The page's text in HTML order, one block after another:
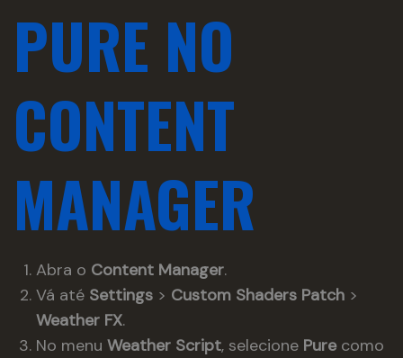
PURE NO
CONTENT
MANAGER
Abra o Content Manager.
Vá até Settings > Custom Shaders Patch >
Weather FX.
No menu Weather Script, selecione Purecomo